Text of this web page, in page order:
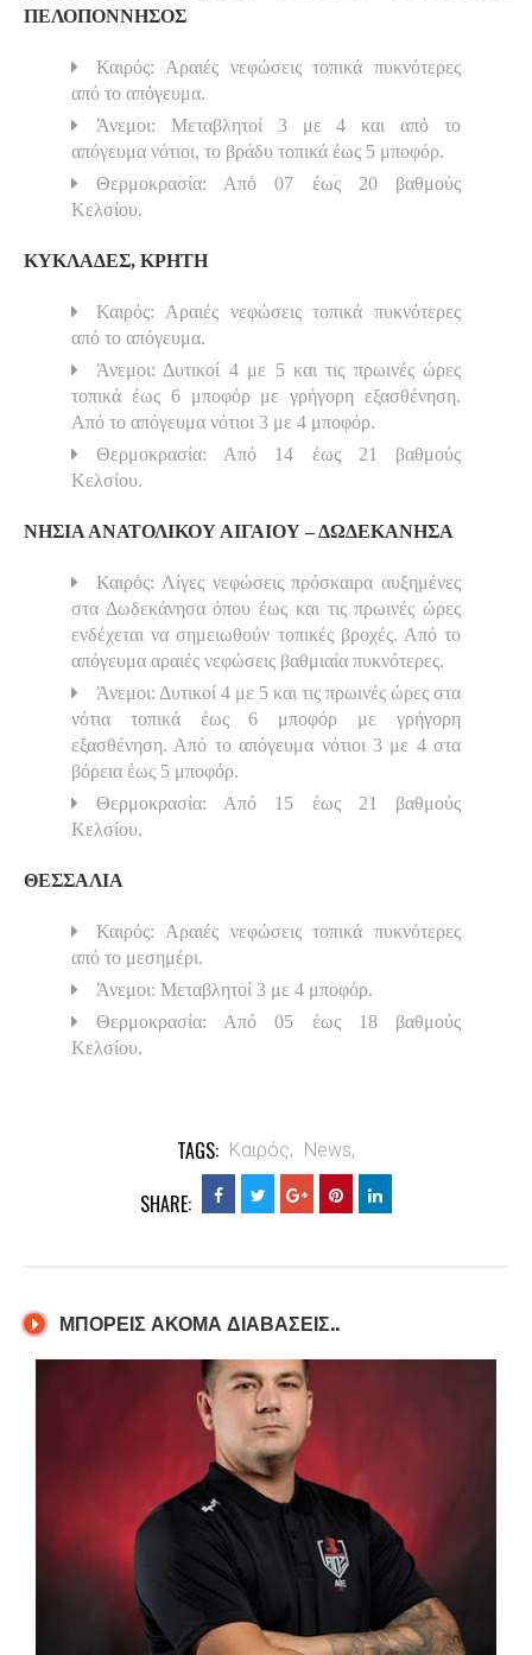
ΠΕΛΟΠΟΝΝΗΣΟΣ
Καιρός: Αραιές νεφώσεις τοπικά πυκνότερες
από το απόγευμα.
Άνεμοι: Μεταβλητοί 3 με 4 και από το
απόγευμα νότιοι, το βράδυ τοπικά έως 5 μποφόρ.
Θερμοκρασία: Από 07 έως 20 βαθμούς
Κελσίου.
ΚΥΚΛΑΔΕΣ, ΚΡΗΤΗ
Καιρός: Αραιές νεφώσεις τοπικά πυκνότερες
από το απόγευμα.
Άνεμοι: Δυτικοί 4 με 5 και τις πρωινές ώρες
τοπικά έως 6 μποφόρ με γρήγορη εξασθένηση.
Από το απόγευμα νότιοι 3 με 4 μποφόρ.
Θερμοκρασία: Από 14 έως 21 βαθμούς
Κελσίου.
ΝΗΣΙΑ ΑΝΑΤΟΛΙΚΟΥ ΑΙΓΑΙΟΥ – ΔΩΔΕΚΑΝΗΣΑ
Καιρός: Λίγες νεφώσεις πρόσκαιρα αυξημένες
στα Δωδεκάνησα όπου έως και τις πρωινές ώρες
ενδέχεται να σημειωθούν τοπικές βροχές. Από το
απόγευμα αραιές νεφώσεις βαθμιαία πυκνότερες.
Άνεμοι: Δυτικοί 4 με 5 και τις πρωινές ώρες στα
νότια τοπικά έως 6 μποφόρ με γρήγορη
εξασθένηση. Από το απόγευμα νότιοι 3 με 4 στα
βόρεια έως 5 μποφόρ.
Θερμοκρασία: Από 15 έως 21 βαθμούς
Κελσίου.
ΘΕΣΣΑΛΙΑ
Καιρός: Αραιές νεφώσεις τοπικά πυκνότερες
από το μεσημέρι.
Άνεμοι: Μεταβλητοί 3 με 4 μποφόρ.
Θερμοκρασία: Από 05 έως 18 βαθμούς
Κελσίου.
TAGS: Καιρός, News,
SHARE:
ΜΠΟΡΕΙΣ ΑΚΟΜΑ ΔΙΑΒΑΣΕΙΣ..